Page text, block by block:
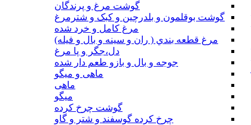
گوشت مرغ و پرندگان
گوشت بوقلمون و بلدرچین و کبک و شترمرغ
مرغ کامل و خرد شده
مرغ قطعه بندي ( ران و سينه و بال و فيله)
دل،جگر و پا مرغ
جوجه و بال و بازو طعم دار شده
ماهی و میگو
ماهی
میگو
گوشت چرخ کرده
چرخ کرده گوسفند و شتر و گاو